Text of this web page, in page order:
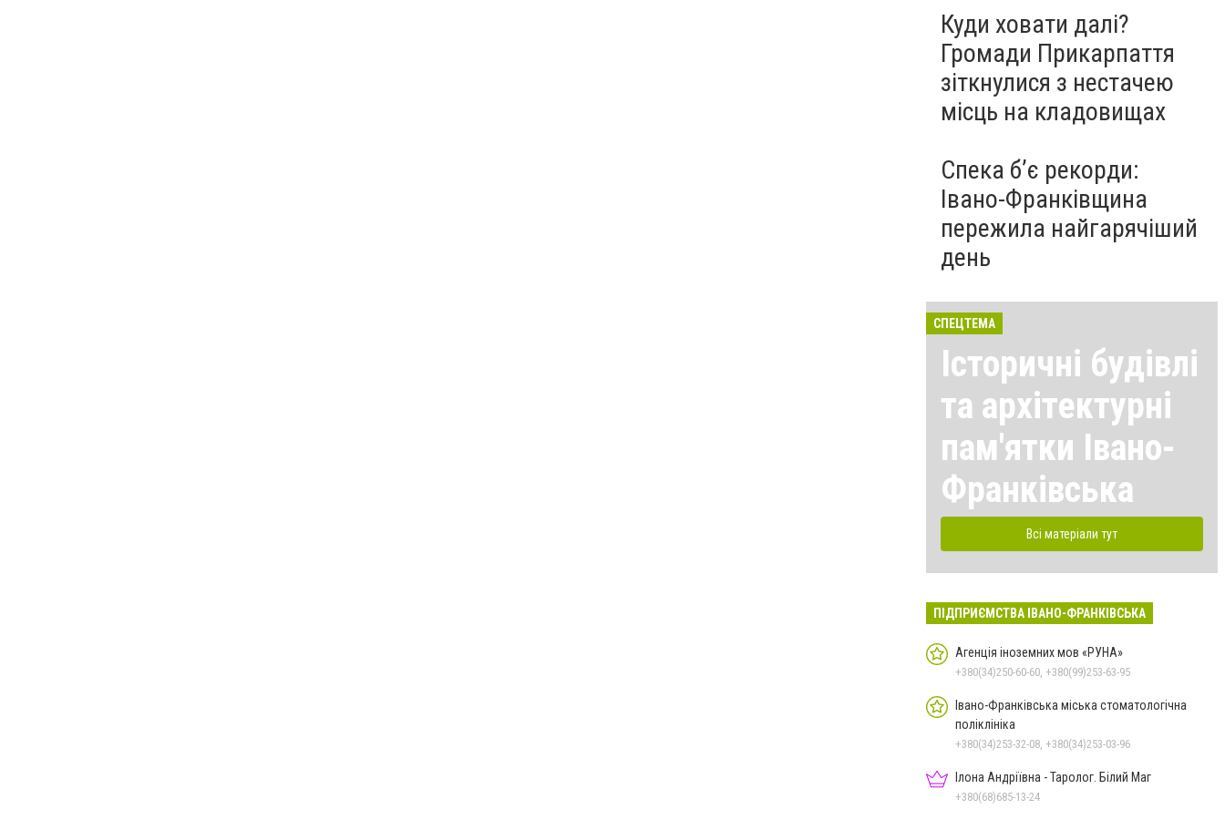
Куди ховати далі?
Громади Прикарпаття
зіткнулися з нестачею
місць на кладовищах
Спека б’є рекорди:
Івано-Франківщина
пережила найгарячіший
день
СПЕЦТЕМА
Історичні будівлі
та архітектурні
пам'ятки Івано-
Франківська
Всі матеріали тут
ПІДПРИЄМСТВА ІВАНО-ФРАНКІВСЬКА
Агенція іноземних мов «РУНА»
+380(34)250-60-60, +380(99)253-63-95
Івано-Франківська міська стоматологічна
поліклініка
+380(34)253-32-08, +380(34)253-03-96
Ілона Андріївна - Таролог. Білий Маг
+380(68)685-13-24